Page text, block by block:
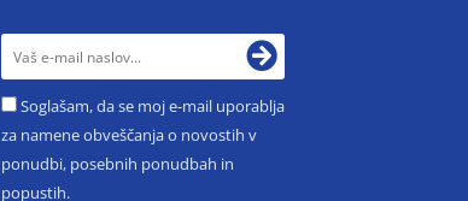
Soglašam, da se moj e-mail uporablja
za namene obveščanja o novostih v
ponudbi, posebnih ponudbah in
popustih.